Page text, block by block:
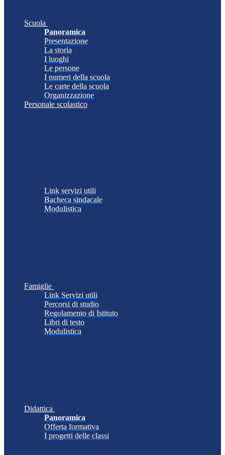
Scuola
Panoramica
Presentazione
La storia
I luoghi
Le persone
I numeri della scuola
Le carte della scuola
Organizzazione
Personale scolastico
Link servizi utili
Bacheca sindacale
Modulistica
Famiglie
Link Servizi utili
Percorsi di studio
Regolamento di Istituto
Libri di testo
Modulistica
Didattica
Panoramica
Offerta formativa
I progetti delle classi